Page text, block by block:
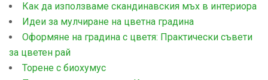
Как да използваме скандинавския мъх в интериора
Идеи за мулчиране на цветна градина
Оформяне на градина с цветя: Практически съвети
за цветен рай
Торене с биохумус